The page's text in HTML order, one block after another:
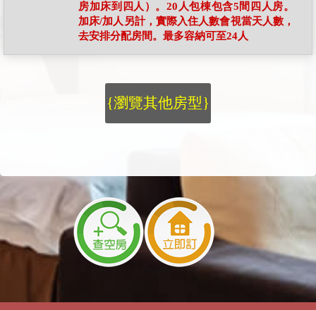
房加床到四人）。20人包棟包含5間四人房。
加床/加人另計，實際入住人數會視當天人數，
去安排分配房間。最多容納可至24人
{瀏覽其他房型}